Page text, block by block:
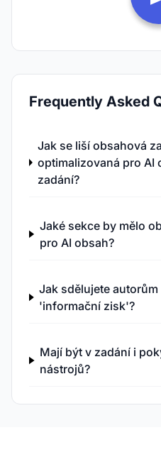
Frequently Asked
Jak se liší obsahová
optimalizovaná pro AI
zadání?
Jaké sekce by mělo
pro AI obsah?
Jak sdělujete
'informační zisk'?
Mají být v zadání i
nástrojů?